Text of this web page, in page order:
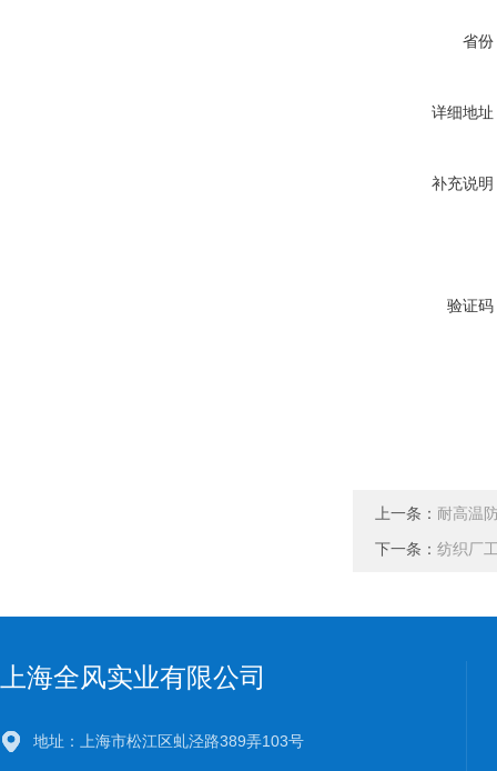
省份
详细地址
补充说明
验证码
上一条： 耐高温
下一条： 纺织厂
上海全风实业有限公司
地址：上海市松江区虬泾路389弄103号